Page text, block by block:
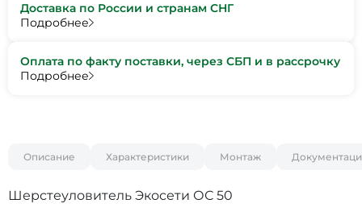
Доставка по России и странам СНГ
Подробнее
Оплата по факту поставки, через СБП и в рассрочку
Подробнее
Описание Характеристики Монтаж
Шерстеуловитель Экосети ОС 50